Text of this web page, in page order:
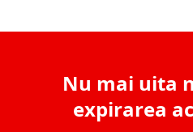
Nu mai uita
expirarea